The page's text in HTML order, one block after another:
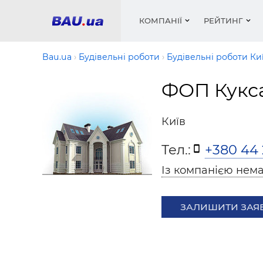
КОМПАНІЇ
Вікна
Фарби,
РЕЙТИНГ
Медіа
Труби,
Bau.ua Будівельні роботи Будівельні роботи
ФОП
Київ
Тел.: +380 44
Із компанією
ЗАЛИШИТИ